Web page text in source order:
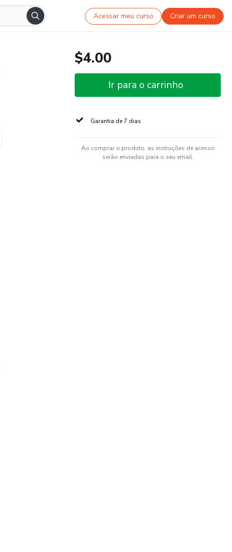
Acessar meu curso Criar um curso
$4.00
Ir para o carrinho
Garantia de 7 dias
Ao comprar o produto, as instruções de acesso
serão enviadas para o seu email.